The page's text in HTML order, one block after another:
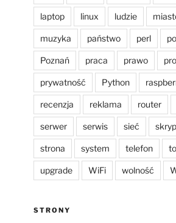
laptop linux ludzie
muzyka państwo perl
Poznań praca prawo
prywatność Python
recenzja reklama router
serwer serwis sieć
strona system telefon
upgrade WiFi wolność
STRONY